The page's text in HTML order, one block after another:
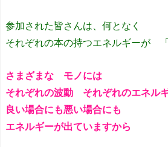
参加された皆さんは、何となく
それぞれの本の持つエネルギーが
さまざまな モノには
それぞれの波動 それぞれのエネルギ
良い場合にも悪い場合にも
エネルギーが出ていますから